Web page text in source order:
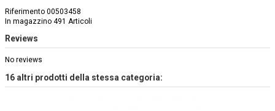
Riferimento 00503458
In magazzino 491 Articoli
Reviews
No reviews
16 altri prodotti della stessa categoria: